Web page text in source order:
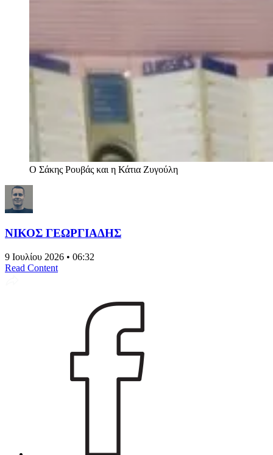
Ο Σάκης Ρουβάς και η Κάτια Ζυγούλη
ΝΙΚΟΣ ΓΕΩΡΓΙΑΔΗΣ
9 Ιουλίου 2026 • 06:32
Read Content